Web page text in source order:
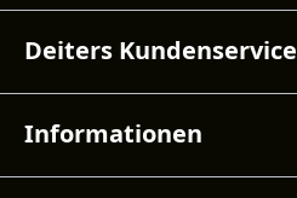
Deiters Kundenservice
Informationen